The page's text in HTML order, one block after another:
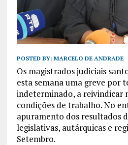
POSTED BY: MARCELO DE ANDRADE
Os magistrados judiciais
esta semana uma greve por
indeterminado, a reivindicar
condições de trabalho. No
apuramento dos resultados
legislativas, autárquicas e
Setembro.